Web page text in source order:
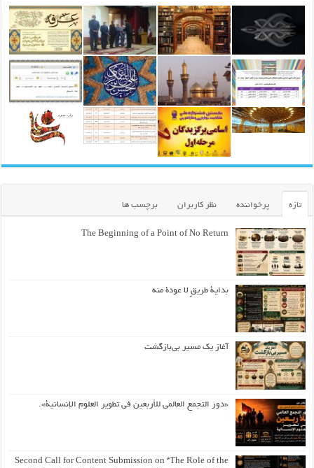
تازه پرخواننده نظر کاربران برچسب ها
The Beginning of a Point of No Return
بداية طريقٍ لا عودة منه
آغاز یک مسیر بی‌بازگشت
«دور التجمع العالمي للأربعين في تطوير العلوم الإنسانية».
Second Call for Content Submission on “The Role of the